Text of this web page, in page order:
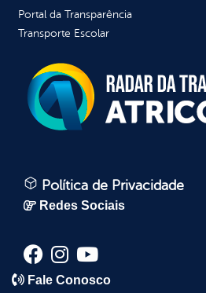
Portal da Transparência
Transporte Escolar
Política de Privacidade
Redes Sociais
Fale Conosco